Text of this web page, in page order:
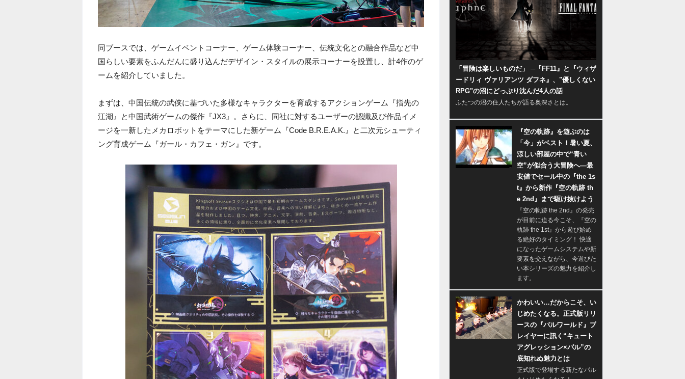
同ブースでは、ゲームイベントコーナー、ゲーム体験コーナー、伝統文化との融合作品など中
国らしい要素をふんだんに盛り込んだデザイン・スタイルの展示コーナーを設置し、計4作のゲ
ームを紹介していました。
まずは、中国伝統の武侠に基づいた多様なキャラクターを育成するアクションゲーム『指先の
江湖』と中国武術ゲームの傑作『JX3』。さらに、同社に対するユーザーの認識及び作品イメ
ージを一新したメカロボットをテーマにした新ゲーム『Code B.R.E.A.K.』と二次元シューティ
ング育成ゲーム『ガール・カフェ・ガン』です。
「冒険は楽しいものだ」 ─『FF11』と『ウィザ
ードリィ ヴァリアンツ ダフネ』、"優しくない
RPG"の沼にどっぷり沈んだ4人の話
ふたつの沼の住人たちが語る奥深さとは。
『空の軌跡』を遊ぶのは
「今」がベスト！暑い夏、
涼しい部屋の中で“青い
空”が似合う大冒険へ―最
安値でセール中の『the 1s
t』から新作『空の軌跡 th
e 2nd』まで駆け抜けよう
『空の軌跡 the 2nd』の発売
が目前に迫る今こそ、『空の
軌跡 the 1st』から遊び始め
る絶好のタイミング！ 快適
になったゲームシステムや新
要素を交えながら、今遊びた
い本シリーズの魅力を紹介し
ます。
かわいい…だからこそ、い
じめたくなる。正式版リリ
ースの『パルワールド』プ
レイヤーに訊く“キュート
アグレッション×パル”の
底知れぬ魅力とは
正式版で登場する新たなパル